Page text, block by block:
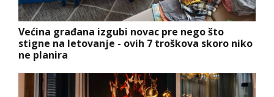
Većina građana izgubi novac pre nego što
stigne na letovanje - ovih 7 troškova skoro niko
ne planira